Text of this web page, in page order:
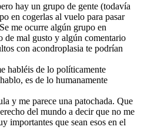
hay un grupo de gente (todavía
en cogerlas al vuelo para pasar
me ocurre algún grupo en
de mal gusto y algún comentario
con acondroplasia te podrían
habléis de lo políticamente
es de lo humanamente
y me parece una patochada. Que
del mundo a decir que no me
importantes que sean esos en el